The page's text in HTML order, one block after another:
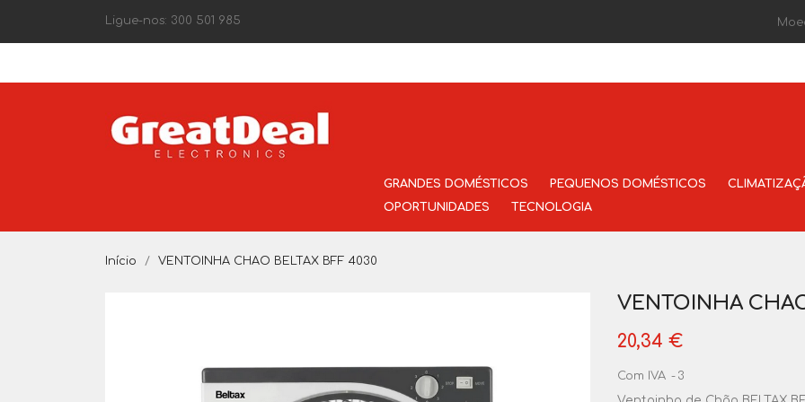
Ligue-nos: 300 501 985
GRANDES DOMÉSTICOS PEQUENOS DOMÉSTICOS
OPORTUNIDADES
TECNOLOGIA
Início VENTOINHA CHAO BELTAX BFF 4030
VENTOINHA
20,34 €
Com IVA 3